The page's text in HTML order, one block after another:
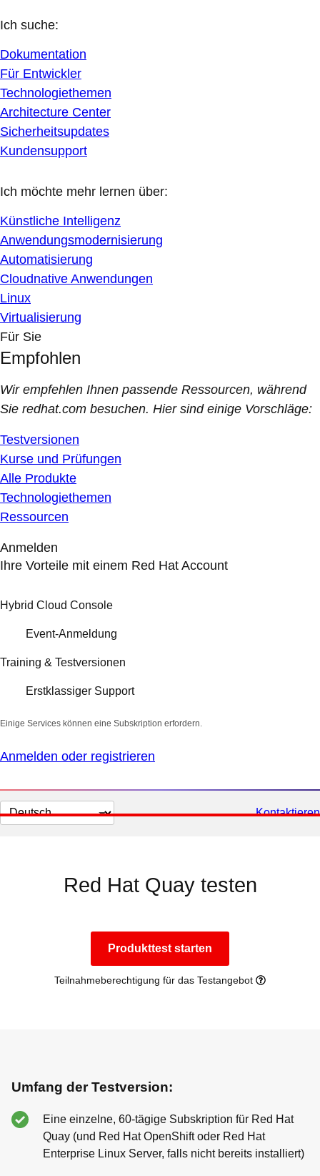
Ich suche:
Dokumentation
Für Entwickler
Technologiethemen
Architecture Center
Sicherheitsupdates
Kundensupport
Ich möchte mehr lernen über:
Künstliche Intelligenz
Anwendungsmodernisierung
Automatisierung
Cloudnative Anwendungen
Linux
Virtualisierung
Für Sie
Empfohlen
Wir empfehlen Ihnen passende Ressourcen, während
Sie redhat.com besuchen. Hier sind einige Vorschläge:
Testversionen
Kurse und Prüfungen
Alle Produkte
Technologiethemen
Ressourcen
Anmelden
Ihre Vorteile mit einem Red Hat Account
Hybrid Cloud Console
Event-Anmeldung
Training & Testversionen
Erstklassiger Support
Einige Services können eine Subskription erfordern.
Anmelden oder registrieren
Sprache
auswählen
Kontaktieren